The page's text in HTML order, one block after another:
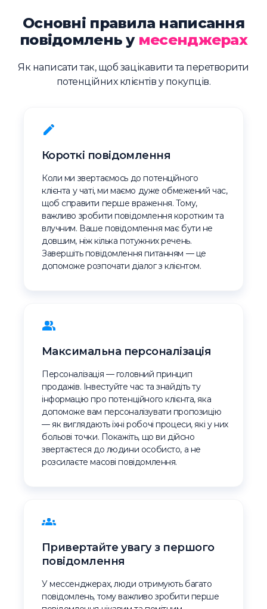
Основні правила написання
повідомлень у месенджерах
Як написати так, щоб зацікавити та перетворити
потенційних клієнтів у покупців.
Короткі повідомлення
Коли ми звертаємось до потенційного
клієнта у чаті, ми маємо дуже обмежений час,
щоб справити перше враження. Тому,
важливо зробити повідомлення коротким та
влучним. Ваше повідомлення має бути не
довшим, ніж кілька потужних речень.
Завершіть повідомлення питанням — це
допоможе розпочати діалог з клієнтом.
Максимальна персоналізація
Персоналізація — головний принцип
продажів. Інвестуйте час та знайдіть ту
інформацію про потенційного клієнта, яка
допоможе вам персоналізувати пропозицію
— як виглядають їхні робочі процеси, які у них
больові точки. Покажіть, що ви дійсно
звертаєтеся до людини особисто, а не
розсилаєте масові повідомлення.
Привертайте увагу з першого
повідомлення
У мессенджерах, люди отримують багато
повідомлень, тому важливо зробити перше